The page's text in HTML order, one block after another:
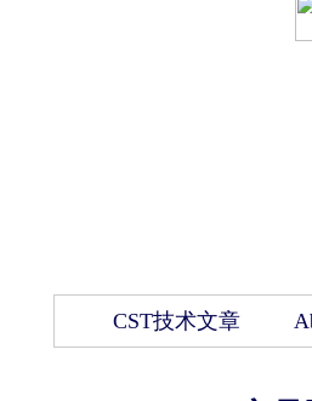
CST技术文章